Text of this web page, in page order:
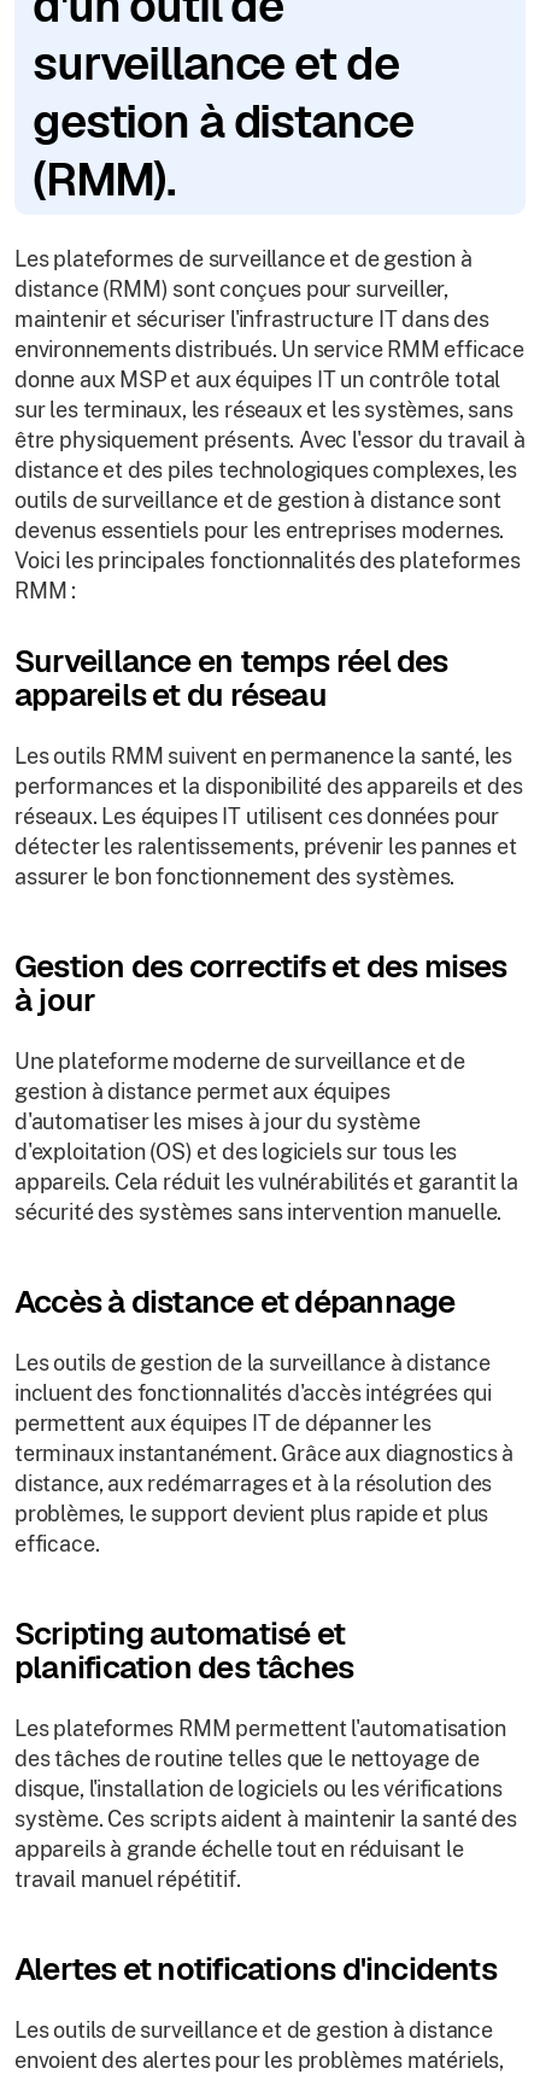
surveillance et de
gestion à distance
(RMM).
Les plateformes de surveillance et de gestion à
distance (RMM) sont conçues pour surveiller,
maintenir et sécuriser l'infrastructure IT dans des
environnements distribués. Un service RMM efficace
donne aux MSP et aux équipes IT un contrôle total
sur les terminaux, les réseaux et les systèmes, sans
être physiquement présents. Avec l'essor du travail à
distance et des piles technologiques complexes, les
outils de surveillance et de gestion à distance sont
devenus essentiels pour les entreprises modernes.
Voici les principales fonctionnalités des plateformes
RMM :
Surveillance en temps réel des
appareils et du réseau
Les outils RMM suivent en permanence la santé, les
performances et la disponibilité des appareils et des
réseaux. Les équipes IT utilisent ces données pour
détecter les ralentissements, prévenir les pannes et
assurer le bon fonctionnement des systèmes.
Gestion des correctifs et des mises
à jour
Une plateforme moderne de surveillance et de
gestion à distance permet aux équipes
d'automatiser les mises à jour du système
d'exploitation (OS) et des logiciels sur tous les
appareils. Cela réduit les vulnérabilités et garantit la
sécurité des systèmes sans intervention manuelle.
Accès à distance et dépannage
Les outils de gestion de la surveillance à distance
incluent des fonctionnalités d'accès intégrées qui
permettent aux équipes IT de dépanner les
terminaux instantanément. Grâce aux diagnostics à
distance, aux redémarrages et à la résolution des
problèmes, le support devient plus rapide et plus
efficace.
Scripting automatisé et
planification des tâches
Les plateformes RMM permettent l'automatisation
des tâches de routine telles que le nettoyage de
disque, l'installation de logiciels ou les vérifications
système. Ces scripts aident à maintenir la santé des
appareils à grande échelle tout en réduisant le
travail manuel répétitif.
Alertes et notifications d'incidents
Les outils de surveillance et de gestion à distance
envoient des alertes pour les problèmes matériels,